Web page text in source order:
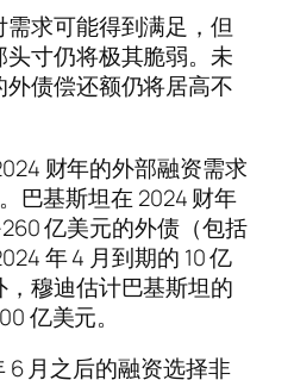
求可能得到满足，但
寸仍将极其脆弱。未
债偿还额仍将居高不
财年的外部融资需求
巴基斯坦在 2024 财年
亿美元的外债（包括
年 4 月到期的 10 亿
穆迪估计巴基斯坦的
亿美元。
6 月之后的融资选择非